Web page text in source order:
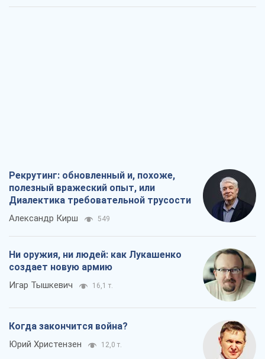
Рекрутинг: обновленный и, похоже,
полезный вражеский опыт, или
Диалектика требовательной трусости
Александр Кирш 549
Ни оружия, ни людей: как Лукашенко
создает новую армию
Игар Тышкевич 16,1 т.
Когда закончится война?
Юрий Христензен 12,0 т.